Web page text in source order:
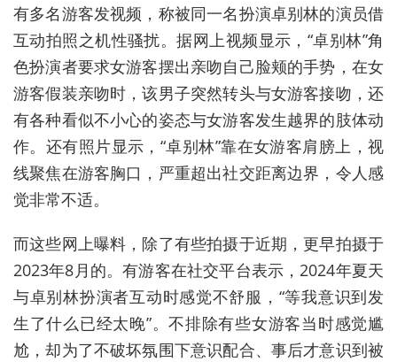
有多名游客发视频，称被同一名扮演卓别林的演员借
互动拍照之机性骚扰。据网上视频显示，“卓别林”角
色扮演者要求女游客摆出亲吻自己脸颊的手势，在女
游客假装亲吻时，该男子突然转头与女游客接吻，还
有各种看似不小心的姿态与女游客发生越界的肢体动
作。还有照片显示，“卓别林”靠在女游客肩膀上，视
线聚焦在游客胸口，严重超出社交距离边界，令人感
觉非常不适。
而这些网上曝料，除了有些拍摄于近期，更早拍摄于
2023年8月的。有游客在社交平台表示，2024年夏天
与卓别林扮演者互动时感觉不舒服，“等我意识到发
生了什么已经太晚”。不排除有些女游客当时感觉尴
尬，却为了不破坏氛围下意识配合、事后才意识到被